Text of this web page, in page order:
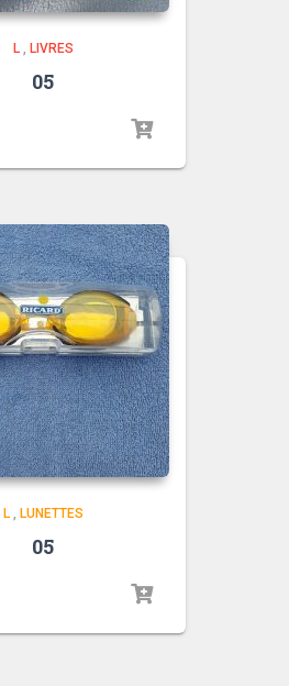
L, LIVRES
05
L, LUNETTES
05